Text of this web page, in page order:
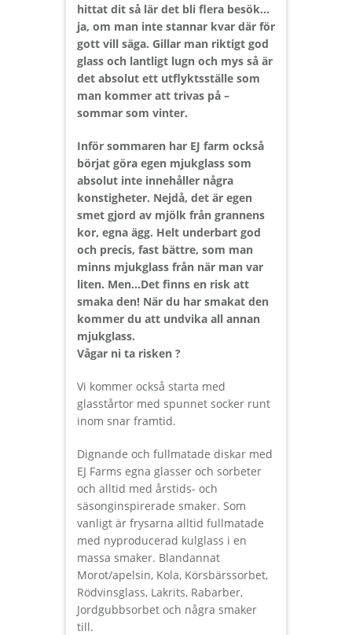
hittat dit så lär det bli flera besök…
ja, om man inte stannar kvar där för
gott vill säga. Gillar man riktigt god
glass och lantligt lugn och mys så är
det absolut ett utflyktsställe som
man kommer att trivas på –
sommar som vinter.
Inför sommaren har EJ farm också
börjat göra egen mjukglass som
absolut inte innehåller några
konstigheter. Nejdå, det är egen
smet gjord av mjölk från grannens
kor, egna ägg. Helt underbart god
och precis, fast bättre, som man
minns mjukglass från när man var
liten. Men…Det finns en risk att
smaka den! När du har smakat den
kommer du att undvika all annan
mjukglass.
Vågar ni ta risken ?
Vi kommer också starta med
glasstårtor med spunnet socker runt
inom snar framtid.
Dignande och fullmatade diskar med
EJ Farms egna glasser och sorbeter
och alltid med årstids- och
säsonginspirerade smaker. Som
vanligt är frysarna alltid fullmatade
med nyproducerad kulglass i en
massa smaker. Blandannat
Morot/apelsin, Kola, Körsbärssorbet,
Rödvinsglass, Lakrits, Rabarber,
Jordgubbsorbet och några smaker
till.